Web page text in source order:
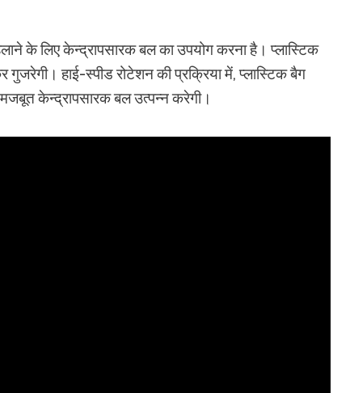
के लिए केन्द्रापसारक बल का उपयोग करना है। प्लास्टिक
हाई-स्पीड रोटेशन की प्रक्रिया में, प्लास्टिक बैग
केन्द्रापसारक बल उत्पन्न करेगी।